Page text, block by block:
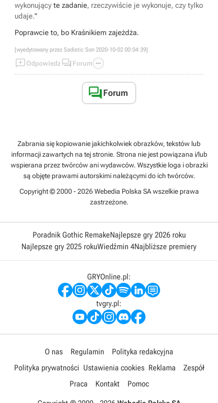
wykonujący te zadanie, rzeczywiście je wykonuje, czy tylko
udaje."
Poprawcie to, bo Kraśnikiem zajeżdża.
[wyedytowany przez Sadistic Son 2020-10-02 00:04:39]
Odpowiedz  Forum 
Forum
Zabrania się kopiowanie jakichkolwiek obrazków, tekstów lub
informacji zawartych na tej stronie. Strona nie jest powiązana i/lub
wspierana przez twórców ani wydawców. Wszystkie loga i obrazki
są objęte prawami autorskimi należącymi do ich twórców.
Copyright © 2000 - 2026 Webedia Polska SA wszelkie prawa
zastrzeżone.
Poradnik Gothic RemakeNajlepsze gry 2026 roku
Najlepsze gry 2025 rokuWiedźmin 4Najbliższe premiery
GRYOnline.pl:
tvgry.pl:
O nas Regulamin
Polityka redakcyjna
Polityka prywatności Ustawienia cookies Reklama
Zespół
Praca
Kontakt Pomoc